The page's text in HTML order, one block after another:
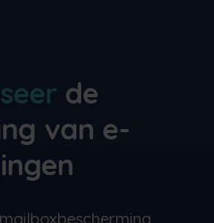
de
van e-